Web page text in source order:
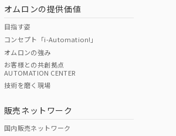
O
オムロンの提供価値
目指す姿
コンセプト「i-Automation!」
オムロンの強み
お客様との共創拠点
AUTOMATION CENTER
技術を磨く現場
販売ネットワーク
国内販売ネットワーク